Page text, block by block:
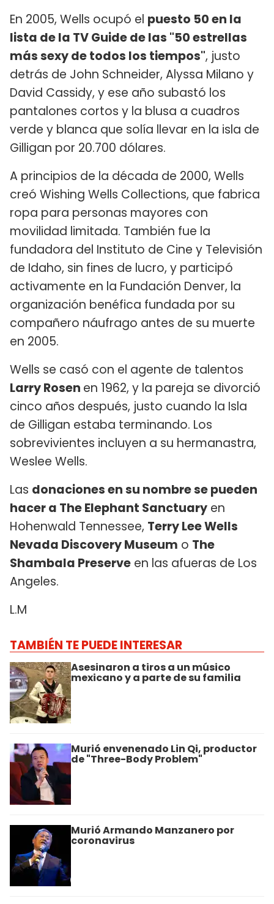
En 2005, Wells ocupó el puesto 50 en la
lista de la TV Guide de las "50 estrellas
más sexy de todos los tiempos", justo
detrás de John Schneider, Alyssa Milano y
David Cassidy, y ese año subastó los
pantalones cortos y la blusa a cuadros
verde y blanca que solía llevar en la isla de
Gilligan por 20.700 dólares.
A principios de la década de 2000, Wells
creó Wishing Wells Collections, que fabrica
ropa para personas mayores con
movilidad limitada. También fue la
fundadora del Instituto de Cine y Televisión
de Idaho, sin fines de lucro, y participó
activamente en la Fundación Denver, la
organización benéfica fundada por su
compañero náufrago antes de su muerte
en 2005.
Wells se casó con el agente de talentos
Larry Rosen en 1962, y la pareja se divorció
cinco años después, justo cuando la Isla
de Gilligan estaba terminando. Los
sobrevivientes incluyen a su hermanastra,
Weslee Wells.
Las donaciones en su nombre se pueden
hacer a The Elephant Sanctuary en
Hohenwald Tennessee, Terry Lee Wells
Nevada Discovery Museum o The
Shambala Preserve en las afueras de Los
Angeles.
L.M
TAMBIÉN TE PUEDE INTERESAR
Asesinaron a tiros a un músico
mexicano y a parte de su familia
Murió envenenado Lin Qi, productor
de "Three-Body Problem"
Murió Armando Manzanero por
coronavirus